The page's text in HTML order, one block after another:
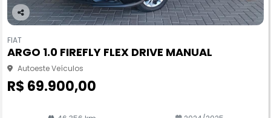
Co
pa
rtil
he
FIAT
ARGO 1.0 FIREFLY FLEX DRIVE MANUAL
Autoeste Veículos
R$ 69.900,00